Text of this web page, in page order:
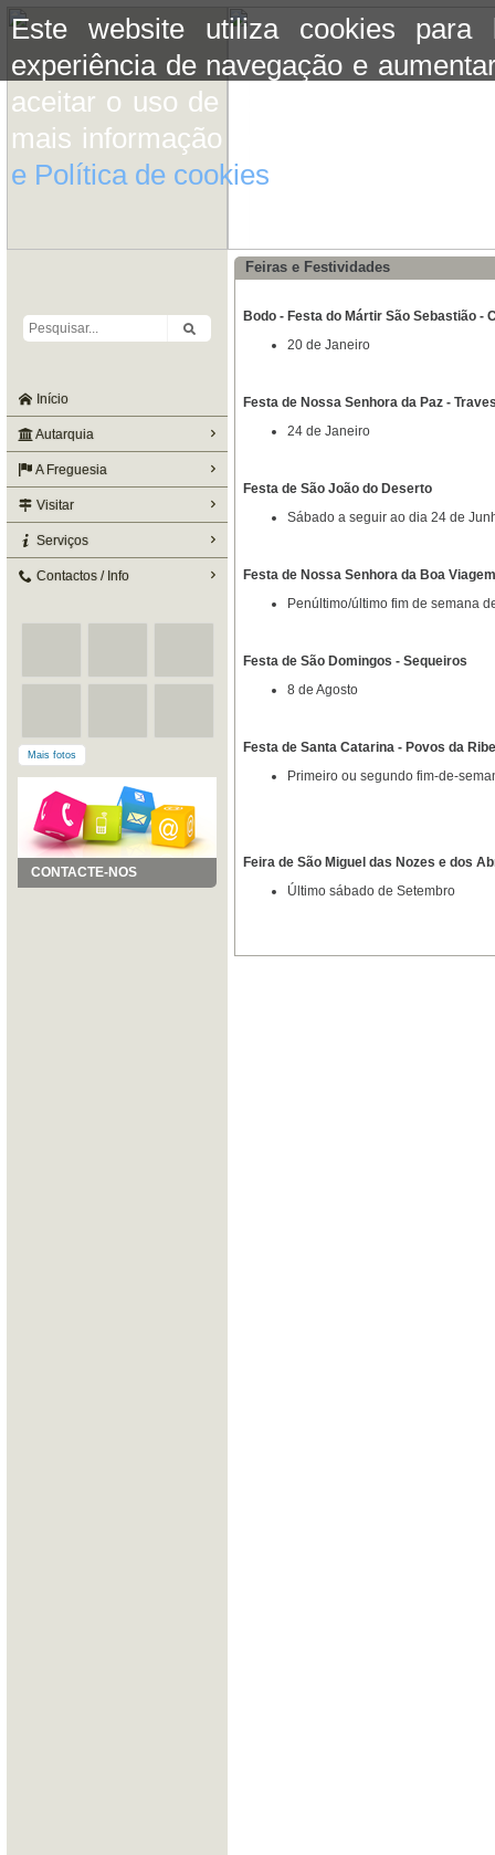
Este website utiliza cookies para
experiência de navegação e
aceitar o uso de cookies basta
mais informação consulte a
e Política de cookies
Início
Autarquia
A Freguesia
Visitar
Serviços
Contactos / Info
Mais fotos
CONTACTE-NOS
Feiras e Festividades
Bodo - Festa do Mártir São Sebastião -
20 de Janeiro
Festa de Nossa Senhora da Paz -
24 de Janeiro
Festa de São João do Deserto
Sábado a seguir ao dia 24 de
Festa de Nossa Senhora da Boa
Penúltimo/último fim de semana
Festa de São Domingos - Sequeiros
8 de Agosto
Festa de Santa Catarina - Povos da
Primeiro ou segundo fim-de-
Feira de São Miguel das Nozes e dos
Último sábado de Setembro